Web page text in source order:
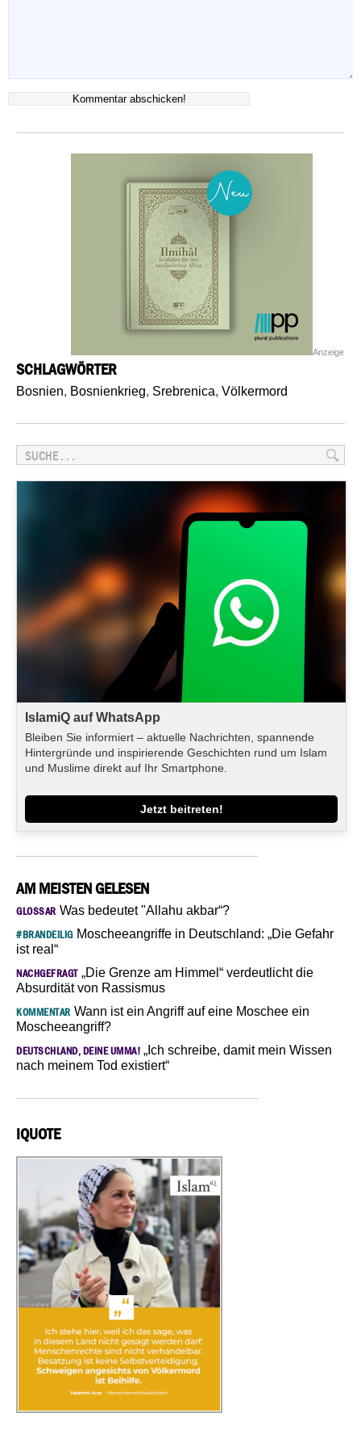
Anzeige
SCHLAGWÖRTER
Bosnien, Bosnienkrieg, Srebrenica, Völkermord
IslamiQ auf WhatsApp
Bleiben Sie informiert – aktuelle Nachrichten, spannende
Hintergründe und inspirierende Geschichten rund um Islam
und Muslime direkt auf Ihr Smartphone.
Jetzt beitreten!
AM MEISTEN GELESEN
GLOSSAR Was bedeutet "Allahu akbar“?
#BRANDEILIGMoscheeangriffe in Deutschland: „Die Gefahr
ist real“
NACHGEFRAGT„Die Grenze am Himmel“ verdeutlicht die
Absurdität von Rassismus
KOMMENTAR Wann ist ein Angriff auf eine Moschee ein
Moscheeangriff?
DEUTSCHLAND, DEINE UMMA! „Ich schreibe, damit mein Wissen
nach meinem Tod existiert“
IQUOTE